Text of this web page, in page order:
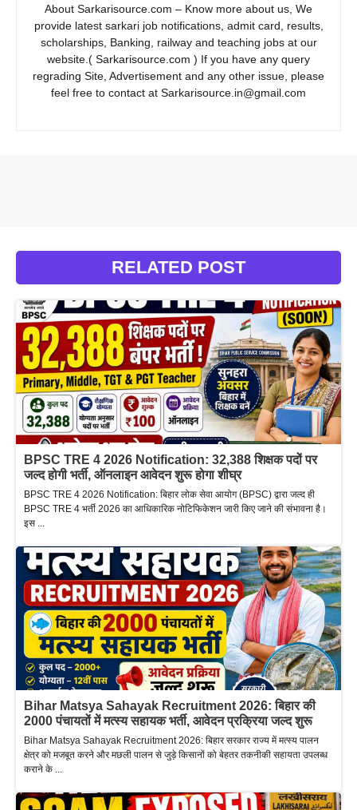
About Sarkarisource.com – Know more about us, We
provide latest sarkari job notifications, admit card, results,
scholarships, Banking, railway and teaching jobs at our
website.( Sarkarisource.com ) If you have any query
regrading Site, Advertisement and any other issue, please
feel free to contact at Sarkarisource.in@gmail.com
RELATED POST
BPSC TRE 4 2026 Notification: 32,388 शिक्षक पदों पर
जल्द होगी भर्ती, ऑनलाइन आवेदन शुरू होगा शीघ्र
BPSC TRE 4 2026 Notification: बिहार लोक सेवा आयोग (BPSC) द्वारा जल्द ही
BPSC TRE 4 भर्ती 2026 का आधिकारिक नोटिफिकेशन जारी किए जाने की संभावना है।
इस ...
Bihar Matsya Sahayak Recruitment 2026: बिहार की
2000 पंचायतों में मत्स्य सहायक भर्ती, आवेदन प्रक्रिया जल्द शुरू
Bihar Matsya Sahayak Recruitment 2026: बिहार सरकार राज्य में मत्स्य पालन
क्षेत्र को मजबूत करने और मछली पालन से जुड़े किसानों को बेहतर तकनीकी सहायता उपलब्ध
कराने के ...